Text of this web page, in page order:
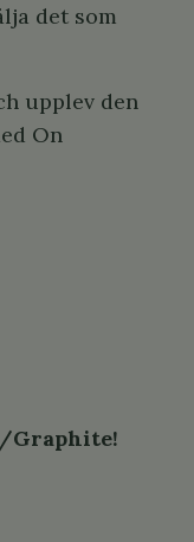
det som
upplev den
On
Graphite!